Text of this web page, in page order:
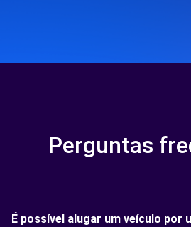
Perguntas
É possível alugar um veículo por